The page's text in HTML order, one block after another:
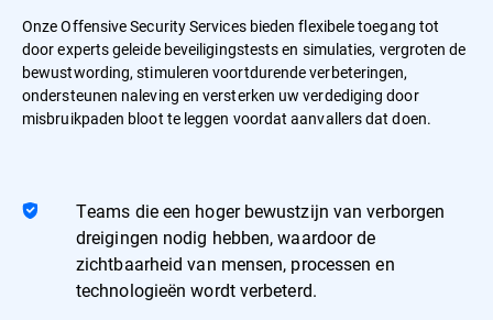
Onze Offensive Security Services bieden flexibele toegang tot
door experts geleide beveiligingstests en simulaties, vergroten de
bewustwording, stimuleren voortdurende verbeteringen,
ondersteunen naleving en versterken uw verdediging door
misbruikpaden bloot te leggen voordat aanvallers dat doen.
Teams die een hoger bewustzijn van verborgen
dreigingen nodig hebben, waardoor de
zichtbaarheid van mensen, processen en
technologieën wordt verbeterd.